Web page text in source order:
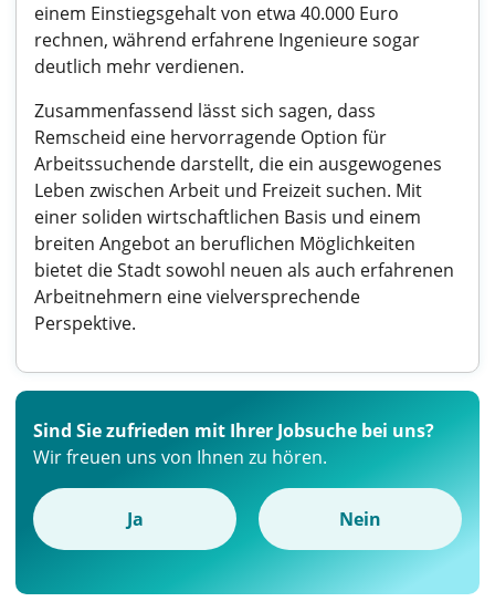
einem Einstiegsgehalt von etwa 40.000 Euro
rechnen, während erfahrene Ingenieure sogar
deutlich mehr verdienen.
Zusammenfassend lässt sich sagen, dass
Remscheid eine hervorragende Option für
Arbeitssuchende darstellt, die ein ausgewogenes
Leben zwischen Arbeit und Freizeit suchen. Mit
einer soliden wirtschaftlichen Basis und einem
breiten Angebot an beruflichen Möglichkeiten
bietet die Stadt sowohl neuen als auch erfahrenen
Arbeitnehmern eine vielversprechende
Perspektive.
Sind Sie zufrieden mit Ihrer Jobsuche bei uns?
Wir freuen uns von Ihnen zu hören.
Ja Nein